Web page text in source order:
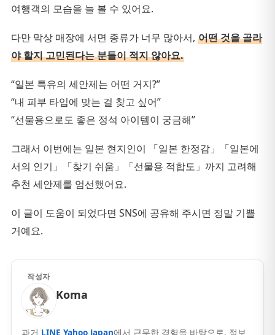
여행객의 모습을 늘 볼 수 있어요.
다만 막상 매장에 서면 종류가 너무 많아서, 어떤 것을 골라
야 할지 고민된다는 분들이 적지 않아요.
“일본 특유의 세안제는 어떤 거지?”
“내 피부 타입에 맞는 걸 찾고 싶어”
“선물용으로도 좋은 정석 아이템이 궁금해”
그래서 이번에는 일본 현지인이 「일본 한정감」「일본에
서의 인기」「찾기 쉬움」「선물용 적합도」까지 고려해
추천 세안제를 엄선했어요.
이 글이 도움이 되었다면 SNS에 공유해 주시면 정말 기쁠
거예요.
작성자
Koma
과거 LINE Yahoo Japan에서 근무한 경험을 바탕으로, 정보